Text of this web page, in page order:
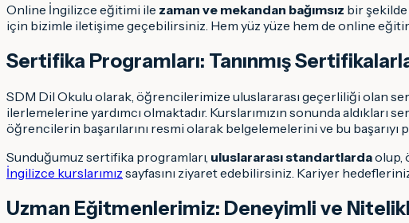
Online İngilizce eğitimi ile zaman ve mekandan bağımsız bir şekilde
için bizimle iletişime geçebilirsiniz. Hem yüz yüze hem de online
Sertifika Programları: Tanınmış
SDM Dil Okulu olarak, öğrencilerimize uluslararası geçerliliği olan
ilerlemelerine yardımcı olmaktadır. Kurslarımızın sonunda aldıkları
öğrencilerin başarılarını resmi olarak belgelemelerini ve bu
Sunduğumuz sertifika programları, uluslararası standartlardaolup,
İngilizce kurslarımız sayfasını ziyaret edebilirsiniz. Kariyer
Uzman Eğitmenlerimiz: Deneyimli ve